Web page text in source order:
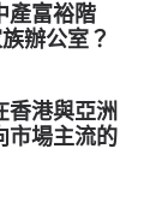
產富裕階
辦公室？
香港與亞洲
市場主流的